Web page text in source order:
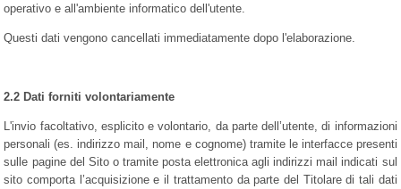
operativo e all'ambiente informatico dell'utente.
Questi dati vengono cancellati immediatamente dopo l'elaborazione.
2.2 Dati forniti volontariamente
L'invio facoltativo, esplicito e volontario, da parte dell’utente, di informazioni
personali (es. indirizzo mail, nome e cognome) tramite le interfacce presenti
sulle pagine del Sito o tramite posta elettronica agli indirizzi mail indicati sul
sito comporta l’acquisizione e il trattamento da parte del Titolare di tali dati